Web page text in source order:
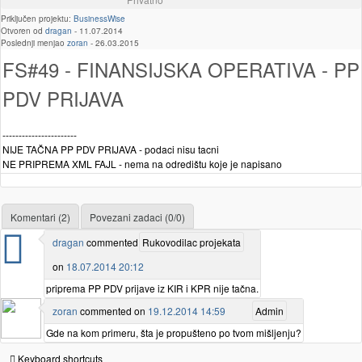
Priključen projektu: BusinessWise
Otvoren od dragan - 11.07.2014
Poslednji menjao zoran - 26.03.2015
FS#49 - FINANSIJSKA OPERATIVA - PP
PDV PRIJAVA
-----------------------
NIJE TAČNA PP PDV PRIJAVA - podaci nisu tacni
NE PRIPREMA XML FAJL - nema na odredištu koje je napisano
Komentari (2)
Povezani zadaci (0/0)
Rukovodilac projekata
dragan commented
on 18.07.2014 20:12
priprema PP PDV prijave iz KIR i KPR nije tačna.
Admin
zoran commented on 19.12.2014 14:59
Gde na kom primeru, šta je propušteno po tvom mišljenju?
Keyboard shortcuts